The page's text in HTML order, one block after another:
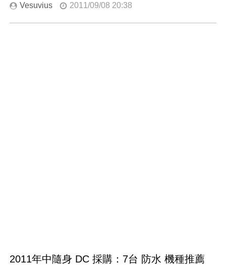
Vesuvius 2011/09/08 20:38
2011年中隨身 DC 採購：7台 防水 機種推薦